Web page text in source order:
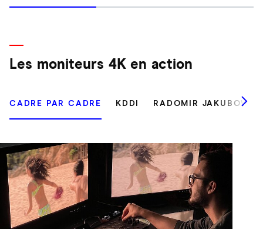
Les moniteurs 4K en action
CADRE PAR CADRE KDDI RADOMIR